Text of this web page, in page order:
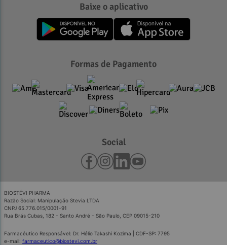
Baixe o aplicativo
Formas de Pagamento
Social
BIOSTÉVI PHARMA
Razão Social: Manipulação Stevia LTDA
CNPJ 65.776.015/0001-91
Rua Brás Cubas, 182 - Santo André - São Paulo, CEP 09015-210
Farmacêutico Responsável: Dr. Hélio Takashi Kozima | CDF-SP: 7795
e-mail: farmaceutico@biostevi.com.br